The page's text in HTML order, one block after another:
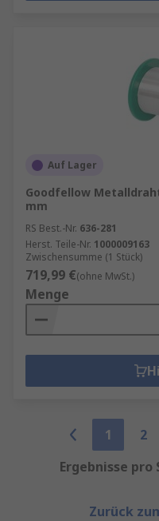
Auf Lager
Goodfellow
mm
RS Best.-Nr. 636-281
Herst. Teile-Nr. 1000009163
Zwischensumme (1 Stück)
719,99 €(ohne MwSt.)
Menge
1 2
Ergebnisse pro
Zurück